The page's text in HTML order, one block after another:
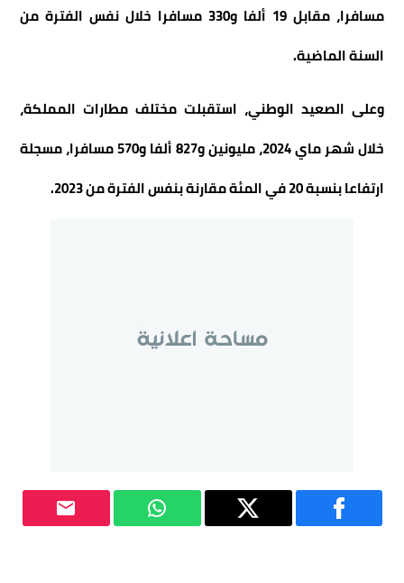
مسافرا، مقابل 19 ألفا و330 مسافرا خلال نفس الفترة من
السنة الماضية.
وعلى الصعيد الوطني، استقبلت مختلف مطارات المملكة،
خلال شهر ماي 2024، مليونين و827 ألفا و570 مسافرا، مسجلة
ارتفاعا بنسبة 20 في المئة مقارنة بنفس الفترة من 2023.